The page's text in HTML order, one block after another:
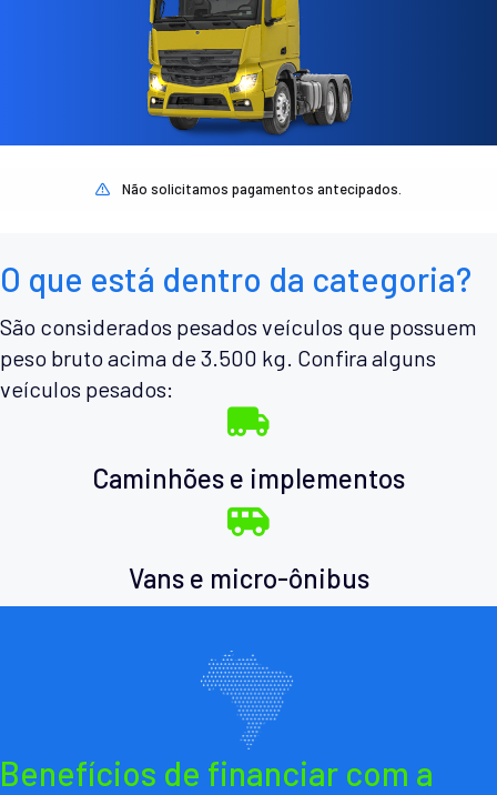
Não solicitamos pagamentos antecipados.
O que está dentro da categoria?
São considerados pesados veículos que possuem
peso bruto acima de 3.500 kg. Confira alguns
veículos pesados:
Caminhões e implementos
Vans e micro-ônibus
Benefícios de financiar com a